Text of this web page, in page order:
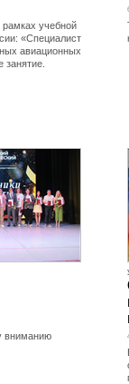
учебной
«Специалист
авиационных
занятие.
вниманию